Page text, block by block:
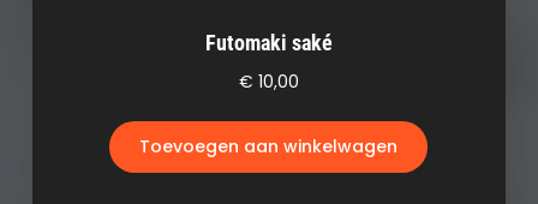
Futomaki saké
€ 10,00
Toevoegen aan winkelwagen